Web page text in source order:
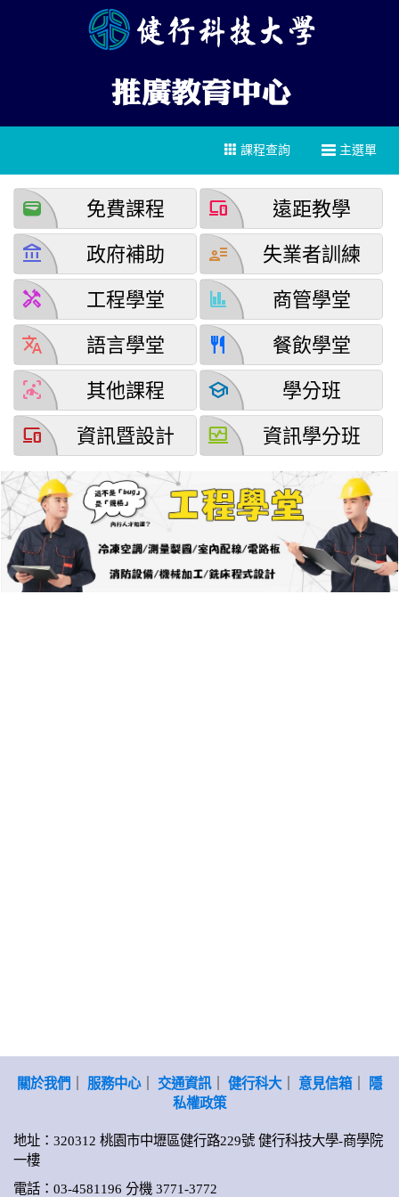
主選單
課程查詢
wallet 免費課程 devices 遠距教學
account_balance 政府補助 user_attributes 失業者訓練
handyman 工程學堂 finance 商管學堂
translate 語言學堂 restaurant 餐飲學堂
detection_and_zone 其他課程 school 學分班
devices 資訊暨設計 browse_activity 資訊學分班
關於我們 服務中心｜ 交通資訊｜ 健行科大｜ 意見信箱｜
隱
私權政策
地址：320312 桃園市中壢區健行路229號 健行科技大學-商學院
一樓
電話：03-4581196 分機 3771-3772